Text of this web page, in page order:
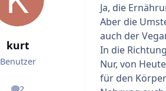
kurt
Benutzer
Ja, die
Aber die
auch der
In die
Nur, von
für den